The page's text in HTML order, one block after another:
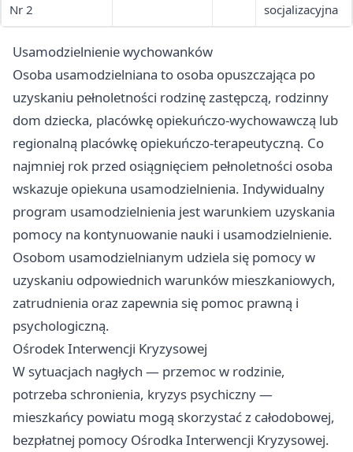
Nr 2 socjalizacyjna
Usamodzielnienie wychowanków
Osoba usamodzielniana to osoba opuszczająca po
uzyskaniu pełnoletności rodzinę zastępczą, rodzinny
dom dziecka, placówkę opiekuńczo-wychowawczą lub
regionalną placówkę opiekuńczo-terapeutyczną. Co
najmniej rok przed osiągnięciem pełnoletności osoba
wskazuje opiekuna usamodzielnienia. Indywidualny
program usamodzielnienia jest warunkiem uzyskania
pomocy na kontynuowanie nauki i usamodzielnienie.
Osobom usamodzielnianym udziela się pomocy w
uzyskaniu odpowiednich warunków mieszkaniowych,
zatrudnienia oraz zapewnia się pomoc prawną i
psychologiczną.
Ośrodek Interwencji Kryzysowej
W sytuacjach nagłych — przemoc w rodzinie,
potrzeba schronienia, kryzys psychiczny —
mieszkańcy powiatu mogą skorzystać z całodobowej,
bezpłatnej pomocy Ośrodka Interwencji Kryzysowej.